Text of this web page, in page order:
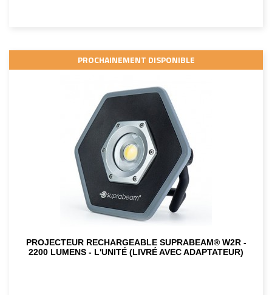
PROCHAINEMENT DISPONIBLE
PROJECTEUR RECHARGEABLE SUPRABEAM® W2R -
2200 LUMENS - L'UNITÉ (LIVRÉ AVEC ADAPTATEUR)